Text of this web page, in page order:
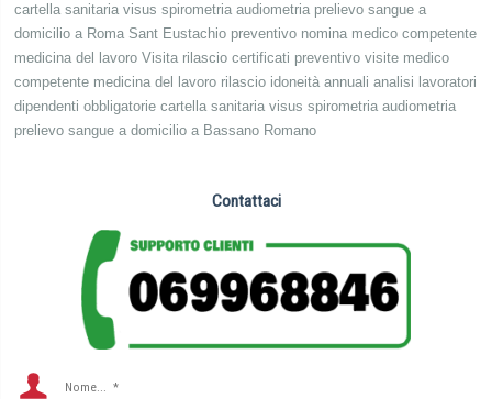
cartella sanitaria visus spirometria audiometria prelievo sangue a
domicilio a Roma Sant Eustachio preventivo nomina medico competente
medicina del lavoro Visita rilascio certificati preventivo visite medico
competente medicina del lavoro rilascio idoneità annuali analisi lavoratori
dipendenti obbligatorie cartella sanitaria visus spirometria audiometria
prelievo sangue a domicilio a Bassano Romano
Contattaci